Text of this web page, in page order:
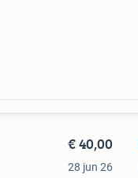
€ 40,00
28 jun 26